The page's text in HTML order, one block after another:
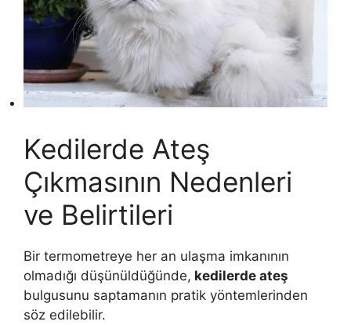
Kedilerde Ateş
Çıkmasının Nedenleri
ve Belirtileri
Bir termometreye her an ulaşma imkanının
olmadığı düşünüldüğünde, kedilerde ateş
bulgusunu saptamanın pratik yöntemlerinden
söz edilebilir.